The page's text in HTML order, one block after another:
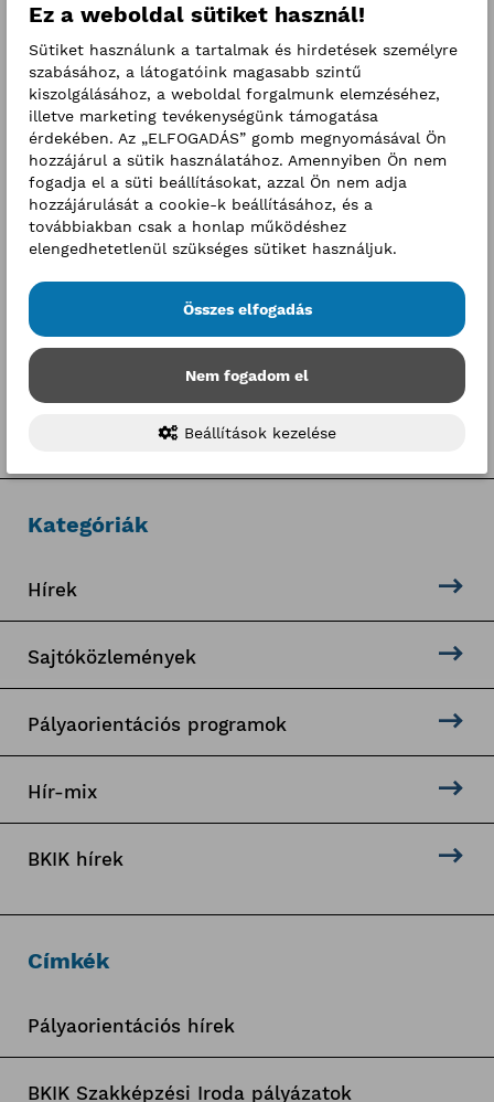
Események
2026. augusztus
h
k sz cs p sz
v
27
28 29 30 31 1
3 4 5 6 7 8
10 11 12 13 14 15 16
26 27 28
31 1 2 3 4 5 6
Kategóriák
Hírek
Sajtóközlemények
Pályaorientációs programok
Hír-mix
BKIK hírek
Címkék
Pályaorientációs hírek
BKIK Szakképzési Iroda pályázatok
Ez a weboldal sütiket használ!
Sütiket használunk a tartalmak és hirdetések személyre
szabásához, a látogatóink magasabb szintű
kiszolgálásához, a weboldal forgalmunk elemzéséhez,
illetve marketing tevékenységünk támogatása
érdekében. Az „ELFOGADÁS” gomb megnyomásával Ön
hozzájárul a sütik használatához. Amennyiben Ön nem
fogadja el a süti beállításokat, azzal Ön nem adja
hozzájárulását a cookie-k beállításához, és a
továbbiakban csak a honlap működéshez
elengedhetetlenül szükséges sütiket használjuk.
Összes elfogadás
Nem fogadom el
Beállítások kezelése